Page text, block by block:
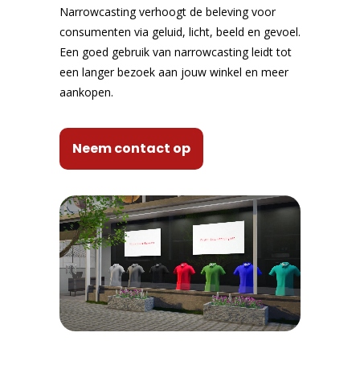
Narrowcasting verhoogt de beleving voor
consumenten via geluid, licht, beeld en gevoel.
Een goed gebruik van narrowcasting leidt tot
een langer bezoek aan jouw winkel en meer
aankopen.
Neem contact op